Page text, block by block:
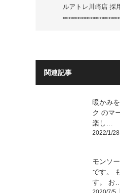
ルアトレ川崎店 採
関連記事
暖かみ
ク のマ
楽し…
2022/1/28
モンソ
です。
す。 お…